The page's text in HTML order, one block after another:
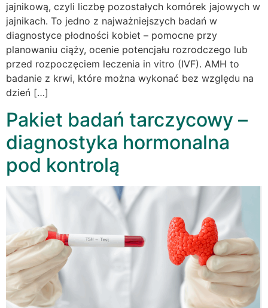
jajnikową, czyli liczbę pozostałych komórek jajowych w
jajnikach. To jedno z najważniejszych badań w
diagnostyce płodności kobiet – pomocne przy
planowaniu ciąży, ocenie potencjału rozrodczego lub
przed rozpoczęciem leczenia in vitro (IVF). AMH to
badanie z krwi, które można wykonać bez względu na
dzień […]
Pakiet badań tarczycowy –
diagnostyka hormonalna
pod kontrolą